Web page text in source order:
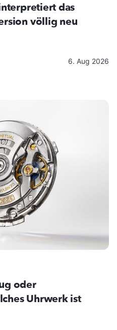
das
völlig neu
6. Aug 2026
oder
Uhrwerk ist